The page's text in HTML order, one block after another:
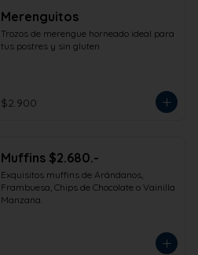
Merenguitos
Trozos de merengue horneado ideal para
tus postres y sin gluten
$2.900
Muffins $2.680.-
Exquisitos muffins de Arándanos,
Frambuesa, Chips de Chocolate o Vainilla
Manzana.